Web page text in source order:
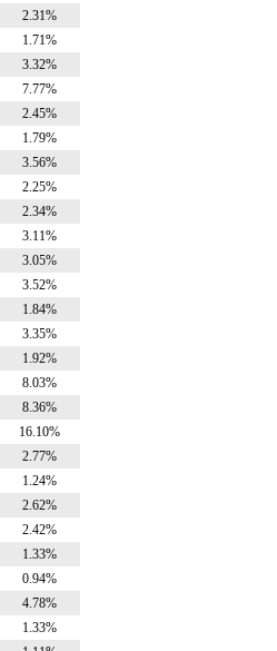
2.31%
1.71%
3.32%
7.77%
2.45%
1.79%
3.56%
2.25%
2.34%
3.11%
3.05%
3.52%
1.84%
3.35%
1.92%
8.03%
8.36%
16.10%
2.77%
1.24%
2.62%
2.42%
1.33%
0.94%
4.78%
1.33%